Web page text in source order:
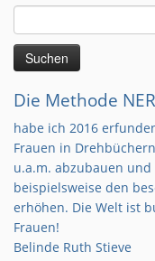
Suchen
nach:
Die Methode
habe ich 2016
Frauen in
u.a.m. abzubauen
beispielsweise den
erhöhen. Die Welt ist
Frauen!
Belinde Ruth Stieve